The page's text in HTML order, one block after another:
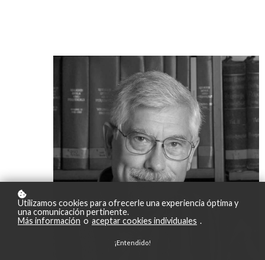
Utilizamos cookies para ofrecerle una experiencia óptima y
una comunicación pertinente.
Más información o aceptar cookies individuales .
¡Entendido!